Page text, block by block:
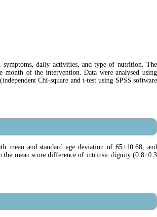
daily activities, and type of nutrition. The
month of the intervention. Data were analysed using
Chi-square and t-test using SPSS software
and standard age deviation of 65±10.68, and
the mean score difference of intrinsic dignity (0.8±0.3